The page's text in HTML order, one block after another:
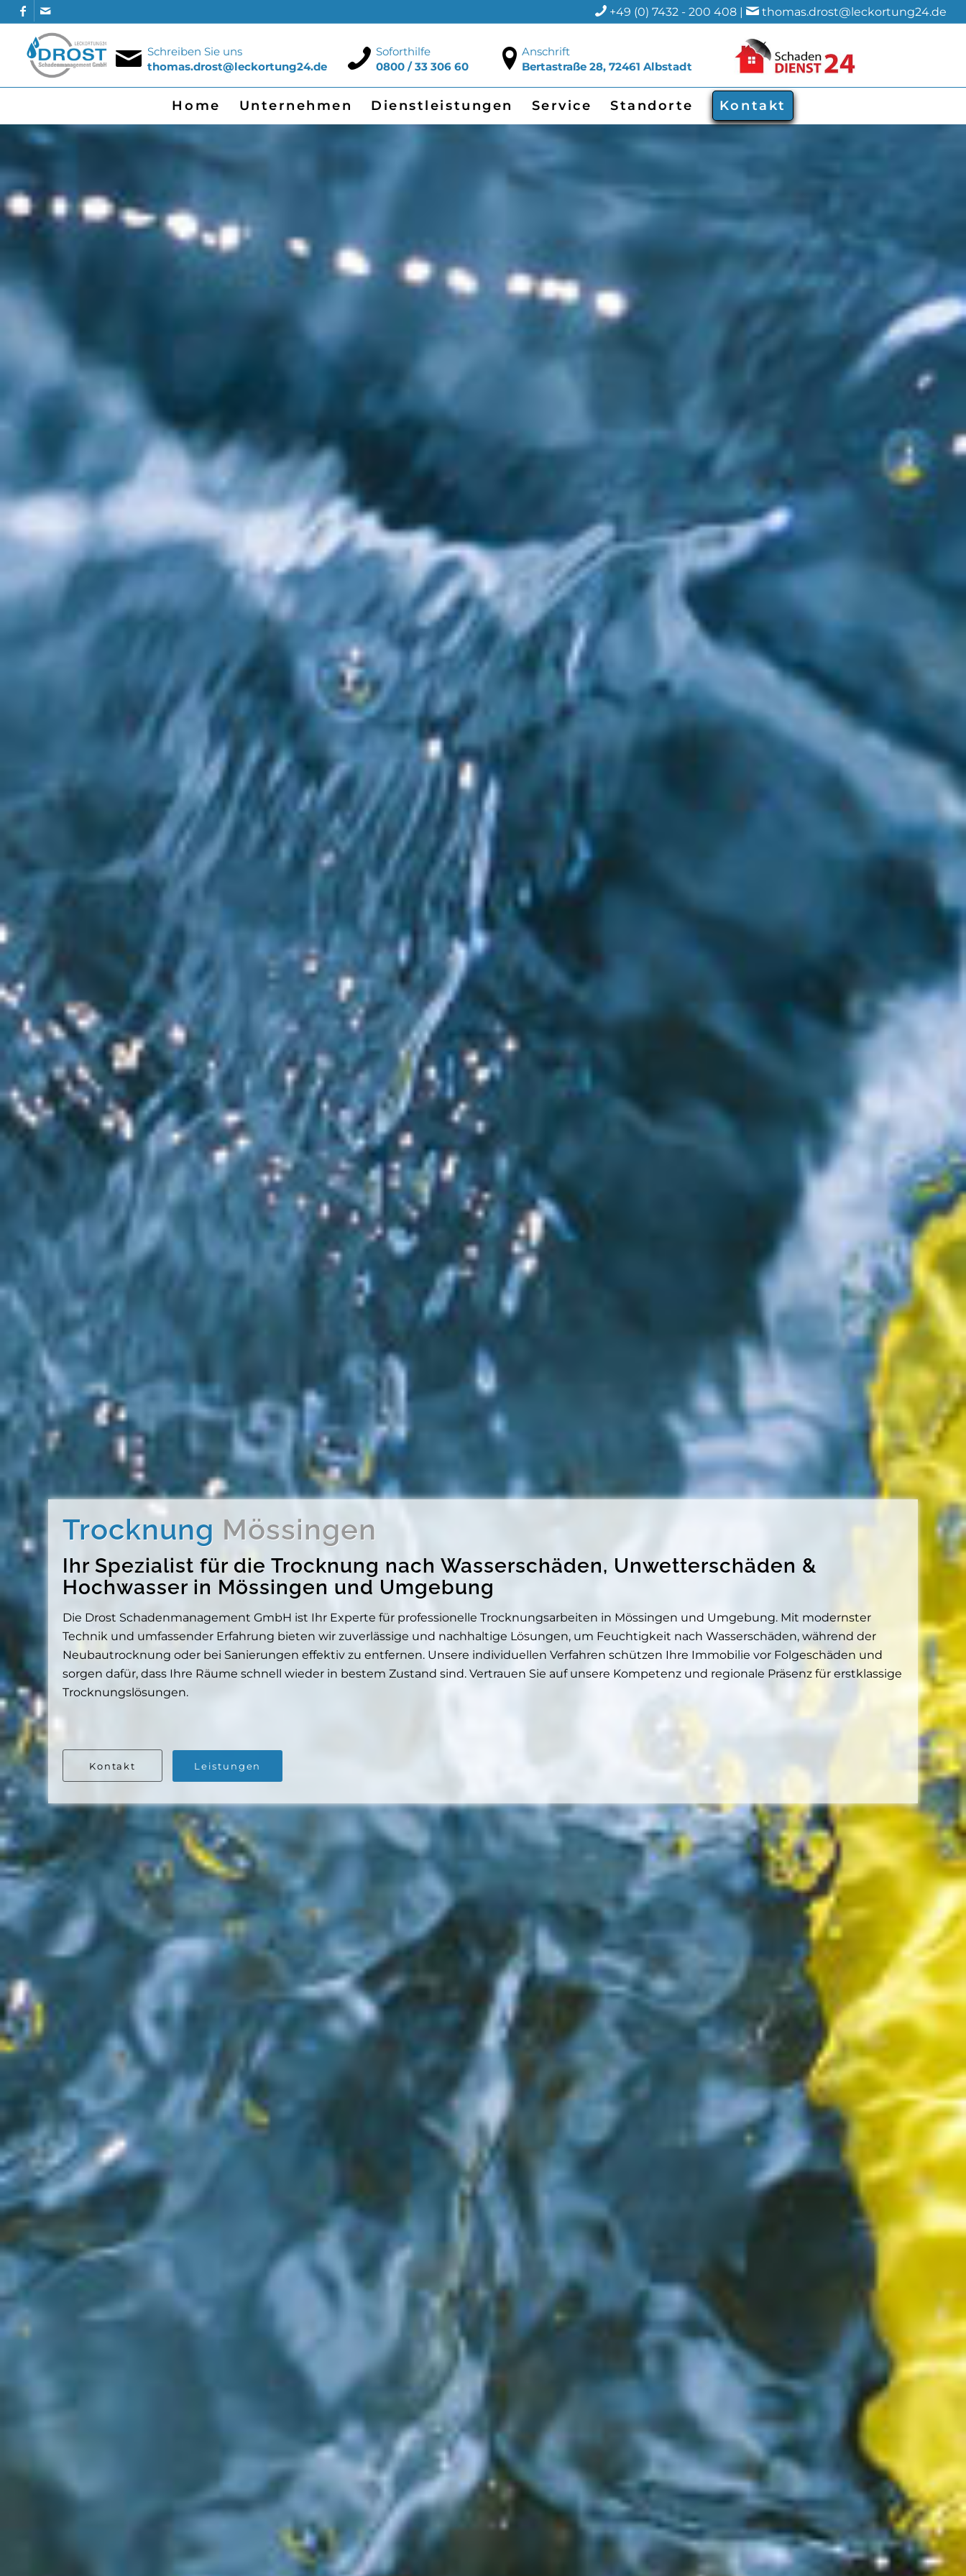
+49 (0) 7432 - 200 408 | thomas.drost@leckortung24.de
Schreiben Sie uns
thomas.drost@leckortung24.de
Soforthilfe
0800 / 33 306 60
Anschrift
Bertastraße 28, 72461 Albstadt
Home Unternehmen Dienstleistungen Service Standorte Kontakt
Trocknung Mössingen
Ihr Spezialist für die Trocknung nach Wasserschäden, Unwetterschäden &
Hochwasser in Mössingen und Umgebung
Die Drost Schadenmanagement GmbH ist Ihr Experte für professionelle Trocknungsarbeiten in Mössingen und Umgebung. Mit modernster
Technik und umfassender Erfahrung bieten wir zuverlässige und nachhaltige Lösungen, um Feuchtigkeit nach Wasserschäden, während der
Neubautrocknung oder bei Sanierungen effektiv zu entfernen. Unsere individuellen Verfahren schützen Ihre Immobilie vor Folgeschäden und
sorgen dafür, dass Ihre Räume schnell wieder in bestem Zustand sind. Vertrauen Sie auf unsere Kompetenz und regionale Präsenz für erstklassige
Trocknungslösungen.
Kontakt Leistungen